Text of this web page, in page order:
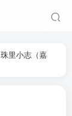
珠里小志（嘉